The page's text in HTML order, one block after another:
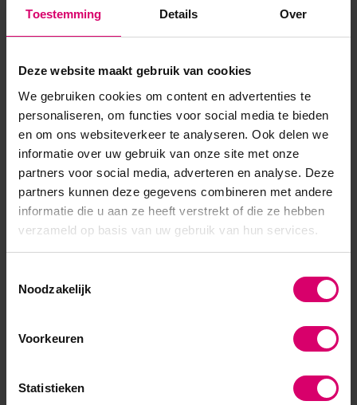
Toestemming Details Over
Deze website maakt gebruik van cookies
We gebruiken cookies om content en advertenties te
personaliseren, om functies voor social media te bieden
en om ons websiteverkeer te analyseren. Ook delen we
informatie over uw gebruik van onze site met onze
partners voor social media, adverteren en analyse. Deze
partners kunnen deze gegevens combineren met andere
informatie die u aan ze heeft verstrekt of die ze hebben
verzameld op basis van uw gebruik van hun services.
Noodzakelijk
Voorkeuren
Statistieken
Free: vrij van Parabenen, Formaldehyde, Toluen...
Product specificaties
EAN 639370905204